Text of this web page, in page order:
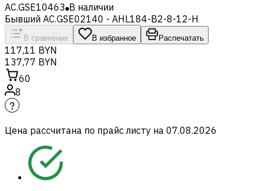
AC.GSE10463 В наличии
Бывший AC.GSE02140 - AHL184-B2-8-12-H
В сравнение В избранное Распечатать
117,11 BYN
137,77 BYN
60
8
Цена рассчитана по прайс листу на 07.08.2026